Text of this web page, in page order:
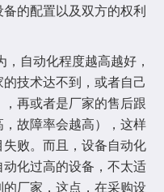
的配置以及双方的权利
自动化程度越高越好，
技术达不到，或者自己
再或者是厂家的售后跟
故障率会越高），这样
败。而且，设备自动化
化过高的设备，不太适
厂家，这点，在采购设